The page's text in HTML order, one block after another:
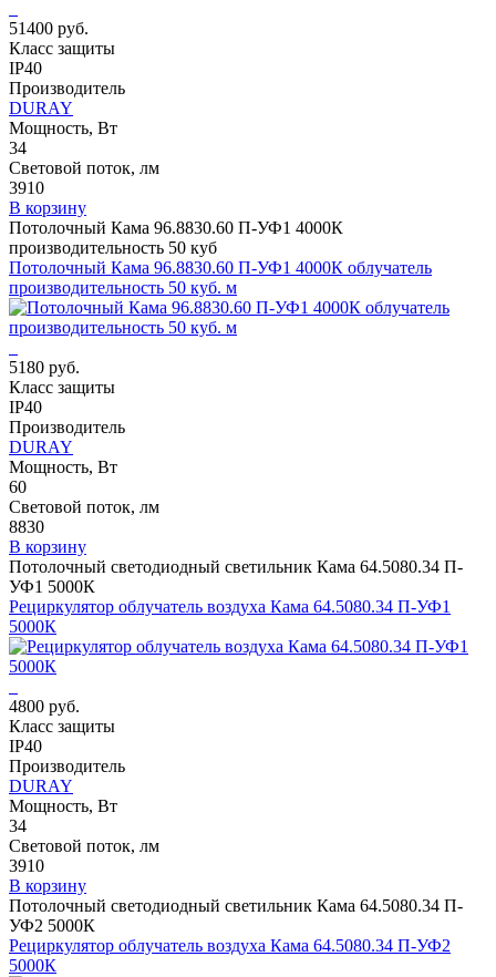
51400 руб.
Класс защиты
IP40
Производитель
DURAY
Мощность, Вт
34
Световой поток, лм
3910
В корзину
Потолочный Кама 96.8830.60 П-УФ1 4000К
производительность 50 куб
Потолочный Кама 96.8830.60 П-УФ1 4000К облучатель
производительность 50 куб. м
5180 руб.
Класс защиты
IP40
Производитель
DURAY
Мощность, Вт
60
Световой поток, лм
8830
В корзину
Потолочный светодиодный светильник Кама 64.5080.34 П-
УФ1 5000К
Рециркулятор облучатель воздуха Кама 64.5080.34 П-УФ1
5000К
4800 руб.
Класс защиты
IP40
Производитель
DURAY
Мощность, Вт
34
Световой поток, лм
3910
В корзину
Потолочный светодиодный светильник Кама 64.5080.34 П-
УФ2 5000К
Рециркулятор облучатель воздуха Кама 64.5080.34 П-УФ2
5000К